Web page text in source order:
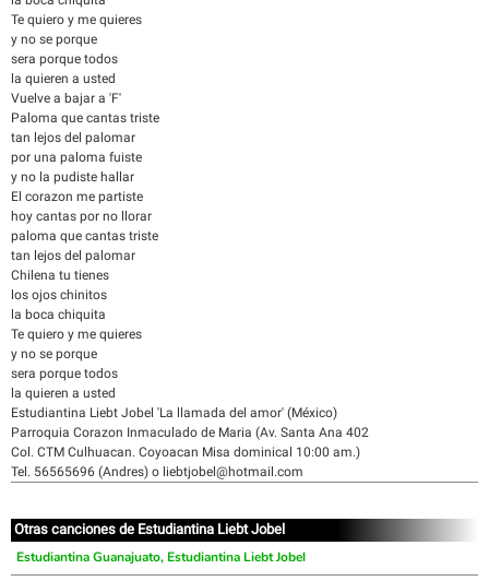
Te quiero y me quieres
y no se porque
sera porque todos
la quieren a usted
Vuelve a bajar a 'F'
Paloma que cantas triste
tan lejos del palomar
por una paloma fuiste
y no la pudiste hallar
El corazon me partiste
hoy cantas por no llorar
paloma que cantas triste
tan lejos del palomar
Chilena tu tienes
los ojos chinitos
la boca chiquita
Te quiero y me quieres
y no se porque
sera porque todos
la quieren a usted
Estudiantina Liebt Jobel 'La llamada del amor' (México)
Parroquia Corazon Inmaculado de Maria (Av. Santa Ana 402
Col. CTM Culhuacan. Coyoacan Misa dominical 10:00 am.)
Tel. 56565696 (Andres) o liebtjobel@hotmail.com
Otras canciones de Estudiantina Liebt Jobel
Estudiantina Guanajuato, Estudiantina Liebt Jobel